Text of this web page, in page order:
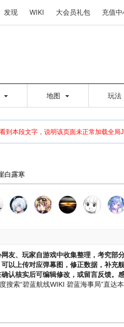
发现 WIKI 大会员礼包 充值中
地图 玩法
到本段文字，说明该页面未正常加载全
创建出错，请点击刷新或页面右上WIKI功
白露寒
友、玩家自游戏中收集整理，考究部
以上传对应弹幕图，修正数据，补
认核实后可编辑修改，或留言反馈。
索“碧蓝航线WIKI 碧蓝海事局”直达